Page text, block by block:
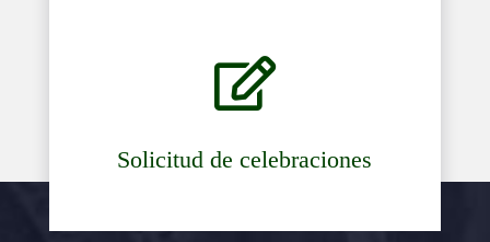

Solicitud de celebraciones